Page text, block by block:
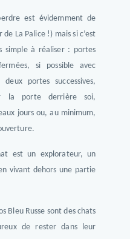
est évidemment de
La Palice !) mais si c’est
simple à réaliser : portes
si possible avec
portes successives,
la porte derrière soi,
jours ou, au minimum,
est un explorateur, un
vivant dehors une partie
Bleu Russe sont des chats
de rester dans leur